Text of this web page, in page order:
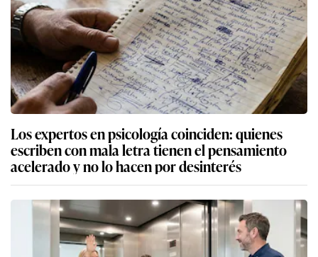
Los expertos en psicología coinciden: quienes
escriben con mala letra tienen el pensamiento
acelerado y no lo hacen por desinterés